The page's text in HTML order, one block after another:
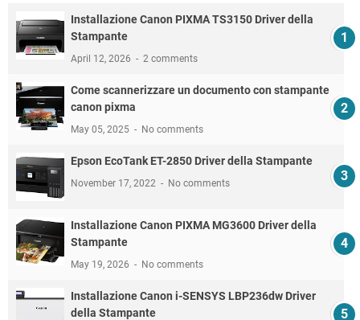
Installazione Canon PIXMA TS3150 Driver della
Stampante
April 12, 2026 2 comments
Come scannerizzare un documento con stampante
canon pixma
May 05, 2025 No comments
Epson EcoTank ET-2850 Driver della Stampante
November 17, 2022 No comments
Installazione Canon PIXMA MG3600 Driver della
Stampante
May 19, 2026 No comments
Installazione Canon i-SENSYS LBP236dw Driver
della Stampante